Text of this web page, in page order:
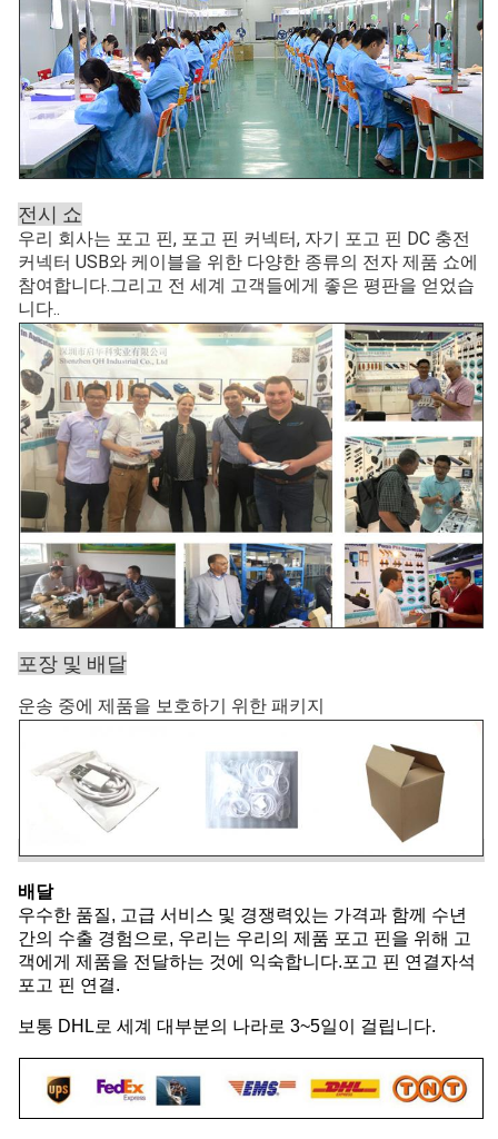
전시 쇼
우리 회사는 포고 핀, 포고 핀 커넥터, 자기 포고 핀 DC 충전
커넥터 USB와 케이블을 위한 다양한 종류의 전자 제품 쇼에
참여합니다.그리고 전 세계 고객들에게 좋은 평판을 얻었습
니다..
포장 및 배달
운송 중에 제품을 보호하기 위한 패키지
배달
우수한 품질, 고급 서비스 및 경쟁력있는 가격과 함께 수년
간의 수출 경험으로, 우리는 우리의 제품 포고 핀을 위해 고
객에게 제품을 전달하는 것에 익숙합니다.포고 핀 연결자석
포고 핀 연결.
보통 DHL로 세계 대부분의 나라로 3~5일이 걸립니다.